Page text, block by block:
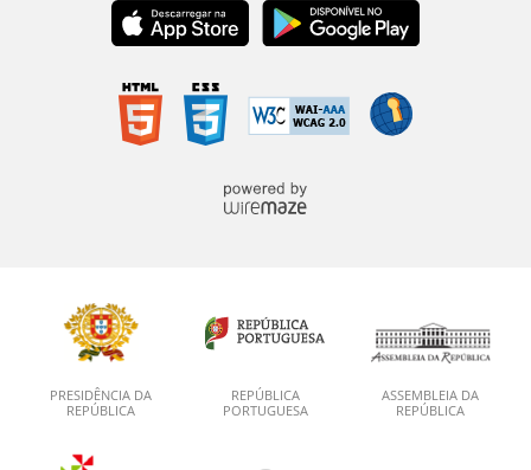
PRESIDÊNCIA DA
REPÚBLICA
REPÚBLICA
PORTUGUESA
ASSEMBLEIA DA
REPÚBLICA